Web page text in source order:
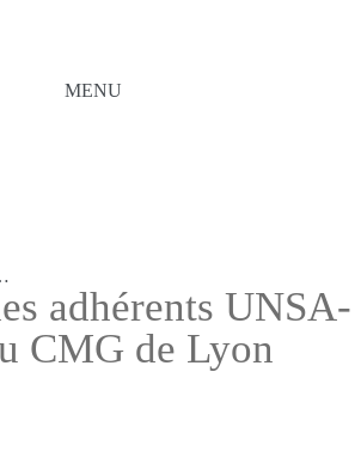
MENU
adhérents UNSA-
CMG de Lyon